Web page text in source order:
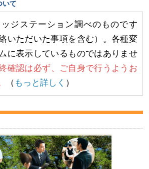
いて
ジステーション調べのものです
いただいた事項を含む）。各種変
に表示しているものではありませ
確認は必ず、ご自身で行うようお
（ もっと詳しく ）